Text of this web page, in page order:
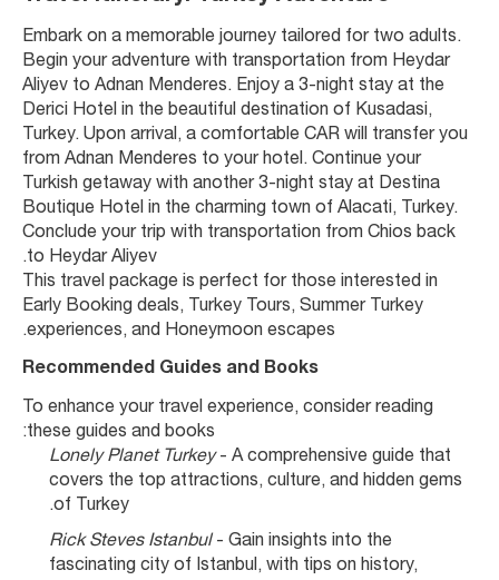
Embark on a memorable journey tailored for two adults.
Begin your adventure with transportation from Heydar
Aliyev to Adnan Menderes. Enjoy a 3-night stay at the
Derici Hotel in the beautiful destination of Kusadasi,
Turkey. Upon arrival, a comfortable CAR will transfer you
from Adnan Menderes to your hotel. Continue your
Turkish getaway with another 3-night stay at Destina
Boutique Hotel in the charming town of Alacati, Turkey.
Conclude your trip with transportation from Chios back
to Heydar Aliyev.
This travel package is perfect for those interested in
Early Booking deals, Turkey Tours, Summer Turkey
experiences, and Honeymoon escapes.
Recommended Guides and Books
To enhance your travel experience, consider reading
these guides and books:
Lonely Planet Turkey - A comprehensive guide that
covers the top attractions, culture, and hidden gems
of Turkey.
Rick Steves Istanbul - Gain insights into the
fascinating city of Istanbul, with tips on history,